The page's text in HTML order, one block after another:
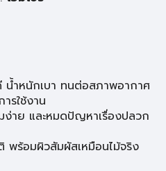
ำหนักเบา ทนต่อสภาพอากาศ
รใช้งาน
ง่าย และหมดปัญหาเรื่องปลวก
พร้อมผิวสัมผัสเหมือนไม้จริง